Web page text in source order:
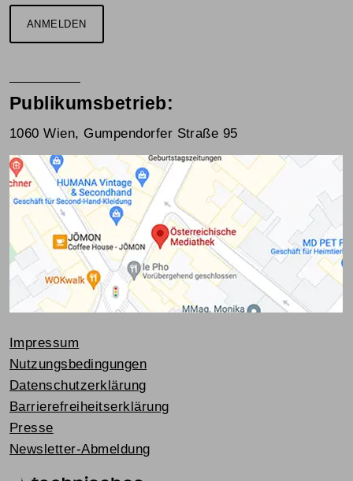
ANMELDEN
Publikumsbetrieb:
1060 Wien, Gumpendorfer Straße 95
Impressum
Nutzungsbedingungen
Datenschutzerklärung
Barrierefreiheitserklärung
Presse
Newsletter-Abmeldung